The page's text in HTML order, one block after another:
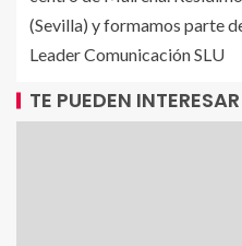
(Sevilla) y formamos parte
Leader Comunicación SLU
TE PUEDEN INTERESAR